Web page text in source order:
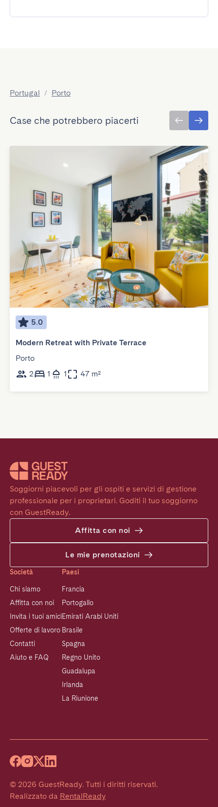
Portugal / Porto
Case che potrebbero piacerti
5.0
Modern Retreat with Private Terrace
Porto
2
1 1 47 m²
Soggiorni piacevoli per gli ospiti e servizi di gestione
professionale per i proprietari. Goditi il tuo soggiorno
con GuestReady.
Affitta con noi
Le mie prenotazioni
Società
Chi siamo
Affitta con noi
Invita i tuoi amici
Offerte di lavoro
Contatti
Aiuto e FAQ
Paesi
Francia
Portogallo
Emirati Arabi Uniti
Brasile
Spagna
Regno Unito
Guadalupa
Irlanda
La Riunione
© 2026 GuestReady. Tutti i diritti riservati.
Realizzato da RentalReady